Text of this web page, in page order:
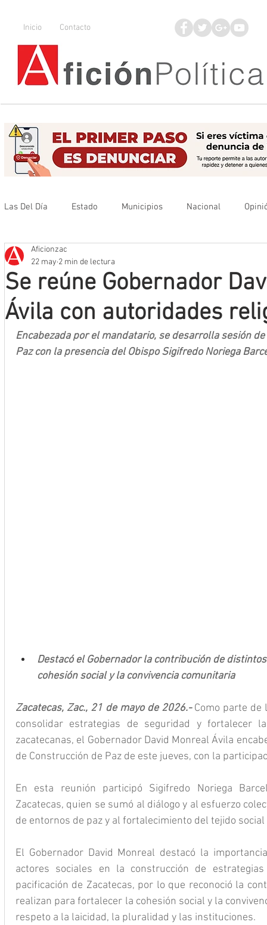
Inicio Contacto
Las Del Día Estado Municipios Nacional
Que no se olvide
Mineros LNBP
Se reúne Gobernador
Ávila con autoridades
Aficionzac
22 may 2 min de lectura
Encabezada por el mandatario, se desarrolla sesión
Paz con la presencia del Obispo Sigifredo Noriega
Destacó el Gobernador la contribución de
cohesión social y la convivencia comunitaria
Zacatecas, Zac., 21 de mayo de 2026.- Como parte de
consolidar estrategias de seguridad y fortalecer
zacatecanas, el Gobernador David Monreal Ávila
de Construcción de Paz de este jueves, con la
En esta reunión participó Sigifredo Noriega
Zacatecas, quien se sumó al diálogo y al esfuerzo
de entornos de paz y al fortalecimiento del tejido
El Gobernador David Monreal destacó la
actores sociales en la construcción de
pacificación de Zacatecas, por lo que reconoció la
realizan para fortalecer la cohesión social y la
respeto a la laicidad, la pluralidad y las instituciones.